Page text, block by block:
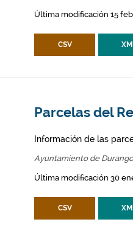
Última modificación 15
CSV
Parcelas del
Información de las
Ayuntamiento de
Última modificación 30
CSV